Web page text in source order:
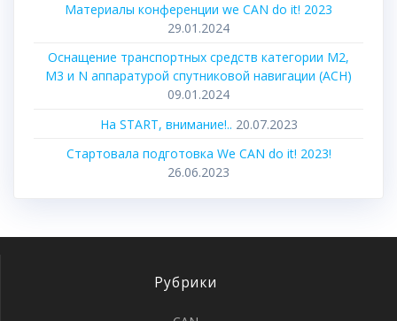
Материалы конференции we CAN do it! 2023
29.01.2024
Оснащение транспортных средств категории М2,
М3 и N аппаратурой спутниковой навигации (АСН)
09.01.2024
На START, внимание!.. 20.07.2023
Стартовала подготовка We CAN do it! 2023!
26.06.2023
Рубрики